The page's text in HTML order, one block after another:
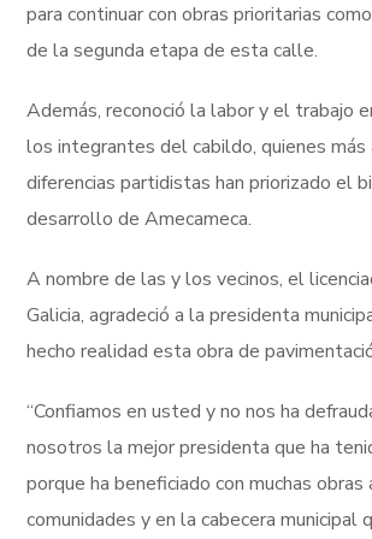
para continuar con obras prioritarias
de la segunda etapa de esta calle.
Además, reconoció la labor y el trabajo
los integrantes del cabildo, quienes más
diferencias partidistas han priorizado el
desarrollo de Amecameca.
A nombre de las y los vecinos, el
Galicia, agradeció a la presidenta
hecho realidad esta obra de
“Confiamos en usted y no nos ha
nosotros la mejor presidenta que ha
porque ha beneficiado con muchas obras
comunidades y en la cabecera municipal